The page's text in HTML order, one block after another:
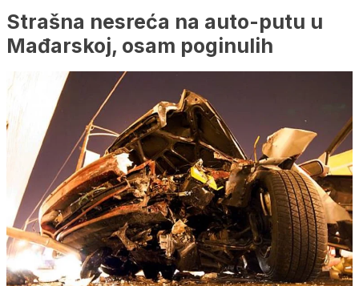
Strašna nesreća na auto-putu u
Mađarskoj, osam poginulih